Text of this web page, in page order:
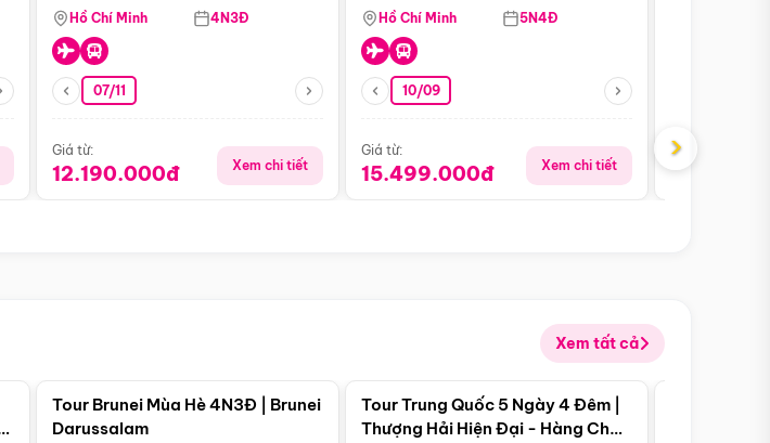
Penglipuran
Hồ Chí Minh 4N3Đ
07/11
Giá từ:
12.190.000đ Xem chi tiết
(Tour Không Shopping)
Hồ Chí Minh 5N4Đ
10/09
Giá từ:
15.499.000đ Xem chi tiết
Giá từ:
›
Xem tất cả
Tour Brunei Mùa Hè 4N3Đ | Brunei
Darussalam
Điểm nổi bật
Tour Trung Quốc 5 Ngày 4 Đêm |
Thượng Hải Hiện Đại - Hàng Châu